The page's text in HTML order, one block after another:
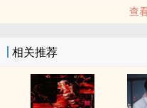
查
相关推荐